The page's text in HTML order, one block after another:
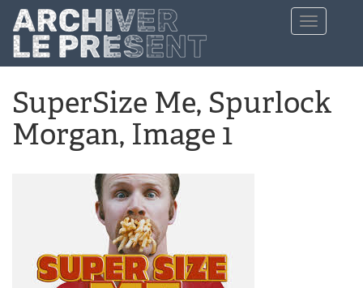
Aller au contenu principal
Toggle
navigation
SuperSize Me, Spurlock
Morgan, Image 1